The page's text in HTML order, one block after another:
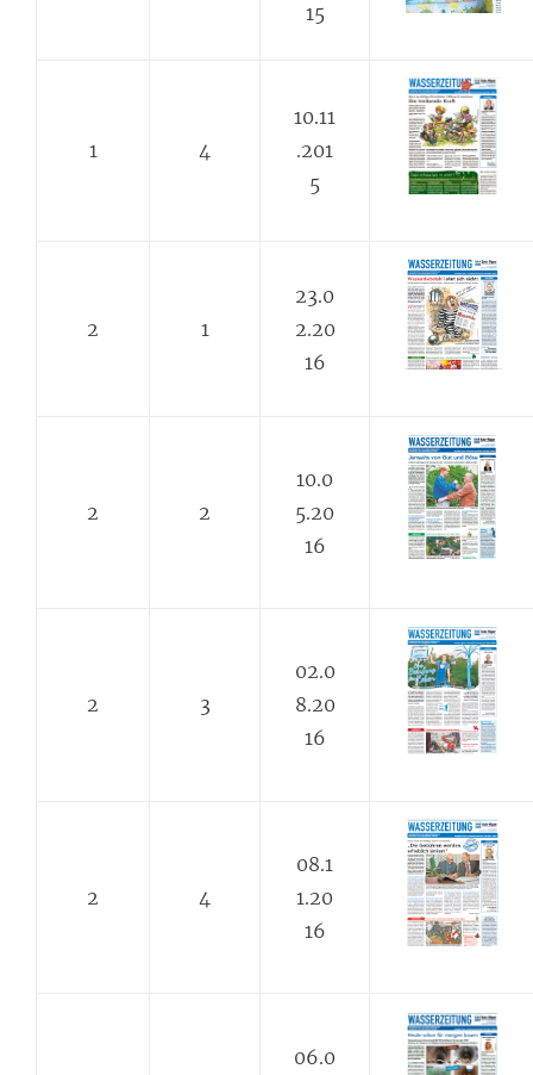
15
1 4
10.11
.201
5
2 1
23.0
2.20
16
2 2
10.0
5.20
16
2 3
02.0
8.20
16
2 4
08.1
1.20
16
06.0